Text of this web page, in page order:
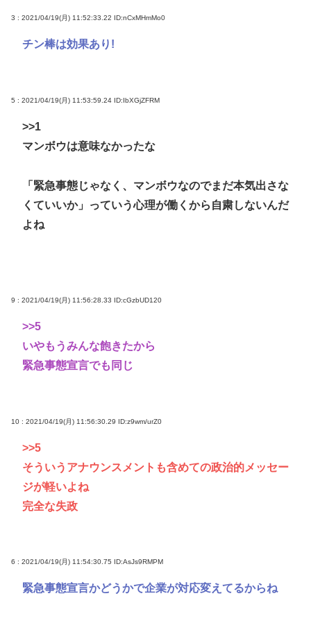
3 : 2021/04/19(月) 11:52:33.22 ID:nCxMHmMo0
チン棒は効果あり!
5 : 2021/04/19(月) 11:53:59.24 ID:IbXGjZFRM
>>1
マンボウは意味なかったな
「緊急事態じゃなく、マンボウなのでまだ本気出さな
くていいか」っていう心理が働くから自粛しないんだ
よね
9 : 2021/04/19(月) 11:56:28.33 ID:cGzbUD120
>>5
いやもうみんな飽きたから
緊急事態宣言でも同じ
10 : 2021/04/19(月) 11:56:30.29 ID:z9wm/urZ0
>>5
そういうアナウンスメントも含めての政治的メッセー
ジが軽いよね
完全な失政
6 : 2021/04/19(月) 11:54:30.75 ID:AsJs9RMPM
緊急事態宣言かどうかで企業が対応変えてるからね